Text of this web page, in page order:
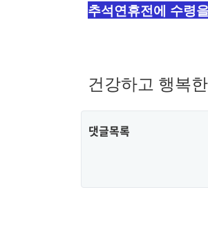
추석연휴전에 수령
건강하고 행복
댓글목록